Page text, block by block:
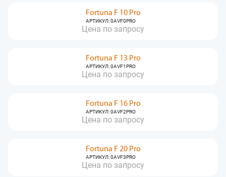
Fortuna F 10 Pro
АРТИКУЛ: 0AVF0PRO
Цена по запросу
Fortuna F 13 Pro
АРТИКУЛ: 0AVF1PRO
Цена по запросу
Fortuna F 16 Pro
АРТИКУЛ: 0AVF2PRO
Цена по запросу
Fortuna F 20 Pro
АРТИКУЛ: 0AVF3PRO
Цена по запросу